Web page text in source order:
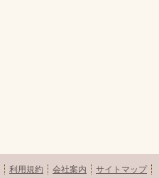
利用規約 会社案内 サイトマップ